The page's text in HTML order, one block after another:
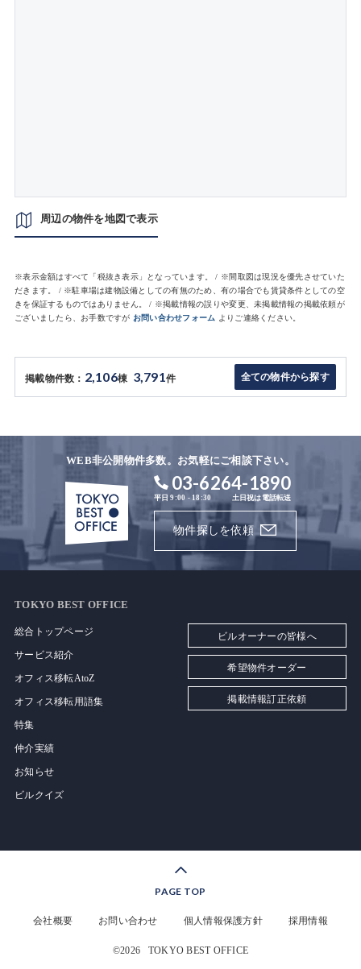
周辺の物件を地図で表示
※表示金額はすべて「税抜き表示」となっています。 / ※間取図は現況を優先させていた
だきます。 / ※駐車場は建物設備としての有無のため、有の場合でも賃貸条件としての空
きを保証するものではありません。 / ※掲載情報の誤りや変更、未掲載情報の掲載依頼が
ございましたら、お手数ですが お問い合わせフォーム よりご連絡ください。
掲載物件数： 2,106棟 3,791件 全ての物件から探す
WEB非公開物件多数。お気軽にご相談下さい。
03-6264-1890
平日 9:00 - 18:30 土日祝は電話転送
物件探しを依頼
TOKYO BEST OFFICE
総合トップページ
サービス紹介
オフィス移転AtoZ
オフィス移転用語集
特集
仲介実績
お知らせ
ビルクイズ
ビルオーナーの皆様へ
希望物件オーダー
掲載情報訂正依頼
PAGE TOP
会社概要 お問い合わせ 個人情報保護方針 採用情報
©2026 TOKYO BEST OFFICE